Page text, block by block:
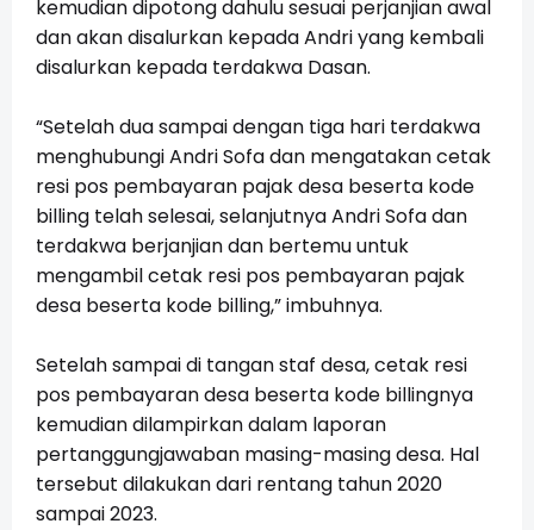
kemudian dipotong dahulu sesuai perjanjian awal
dan akan disalurkan kepada Andri yang kembali
disalurkan kepada terdakwa Dasan.
“Setelah dua sampai dengan tiga hari terdakwa
menghubungi Andri Sofa dan mengatakan cetak
resi pos pembayaran pajak desa beserta kode
billing telah selesai, selanjutnya Andri Sofa dan
terdakwa berjanjian dan bertemu untuk
mengambil cetak resi pos pembayaran pajak
desa beserta kode billing,” imbuhnya.
Setelah sampai di tangan staf desa, cetak resi
pos pembayaran desa beserta kode billingnya
kemudian dilampirkan dalam laporan
pertanggungjawaban masing-masing desa. Hal
tersebut dilakukan dari rentang tahun 2020
sampai 2023.